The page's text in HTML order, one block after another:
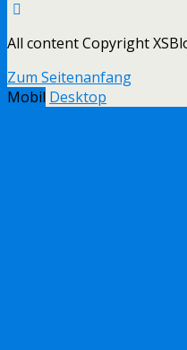
All content Copyright
Zum Seitenanfang
Mobil Desktop